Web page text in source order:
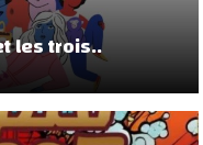
les trois..